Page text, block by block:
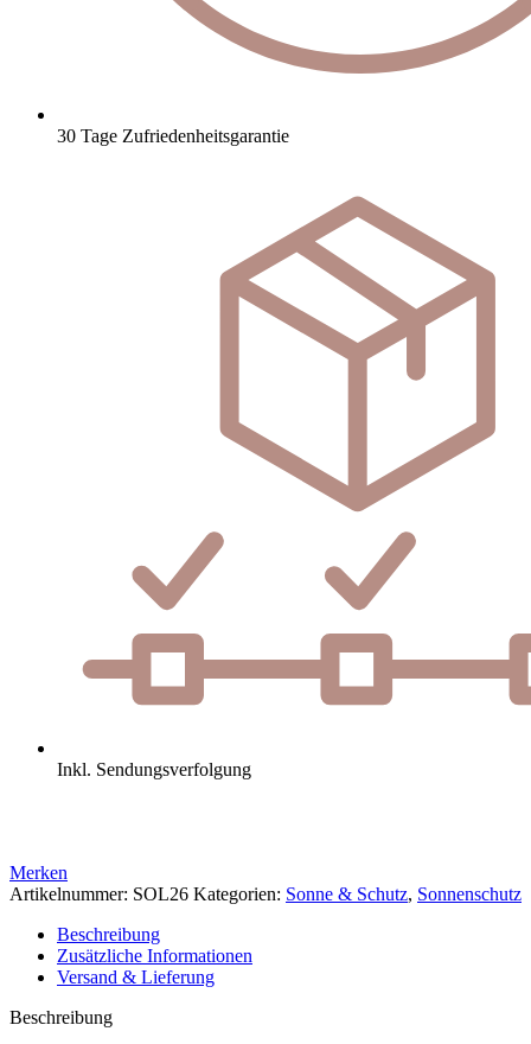
30 Tage Zufriedenheitsgarantie
Inkl. Sendungsverfolgung
Merken
Artikelnummer: SOL26 Kategorien: Sonne & Schutz, Sonnenschutz
Beschreibung
Zusätzliche Informationen
Versand & Lieferung
Beschreibung